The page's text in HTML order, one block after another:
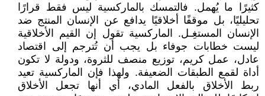
كثيرًا ما يُهمل. فالتمسك بالماركسية ليس فقط قرارًا
تحليليًا، بل موقفًا أخلاقيًا يدافع عن الإنسان المنتج ضد
الإنسان المستغِـل. الماركسية تقول إن القيم الأخلاقية
ليست خطابات جوفاء بل يجب أن تُترجم إلى اقتصاد
عادل، عمل كريم، توزيع منصف للثروة، ودولة لا تكون
أداة لقمع الطبقات الضعيفة. ولهذا فإن الماركسية تعيد
ربط الأخلاق بالفعل المادي، أي أنها تجعل الأخلاق